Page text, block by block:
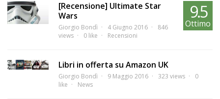
[Recensione] Ultimate Star
Wars
Giorgio Bondì 4 Giugno 2016
846
views
0 like Recensioni
9.5
Ottimo
Libri in offerta su Amazon UK
Giorgio Bondì 9 Maggio 2016 323 views
0
like
News